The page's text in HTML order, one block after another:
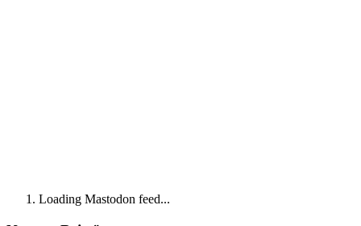
Loading Mastodon feed...